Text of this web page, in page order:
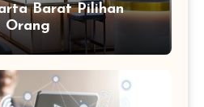
Barat Pilihan
Orang